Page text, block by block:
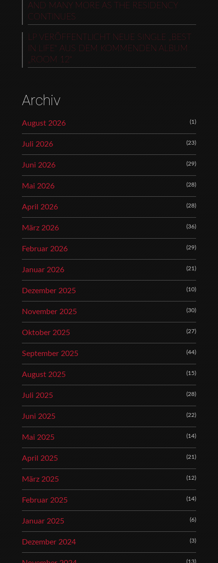
AND MANY MORE AS THE RESIDENCY
CONTINUES
LP VERÖFFENTLICHT NEUE SINGLE „BEST
IN LIFE“ AUS DEM KOMMENDEN ALBUM
„ROOM 12“
Archiv
August 2026 (1)
Juli 2026 (23)
Juni 2026 (29)
Mai 2026 (28)
April 2026 (28)
März 2026 (36)
Februar 2026 (29)
Januar 2026 (21)
Dezember 2025 (10)
November 2025 (30)
Oktober 2025 (27)
September 2025 (44)
August 2025 (15)
Juli 2025 (28)
Juni 2025 (22)
Mai 2025 (14)
April 2025 (21)
März 2025 (12)
Februar 2025 (14)
Januar 2025 (6)
Dezember 2024 (3)
(13)